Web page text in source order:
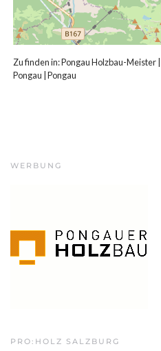
Zu finden in:Pongau Holzbau-Meister
Pongau Pongau
WERBUNG
PRO:HOLZ SALZBURG